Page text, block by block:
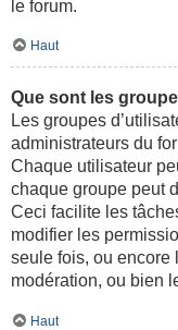
le forum.
Haut
Que sont les
Les groupes
administrateurs du
Chaque utilisateur
chaque groupe peut
Ceci facilite les
modifier les
seule fois, ou encore
modération, ou bien
Haut